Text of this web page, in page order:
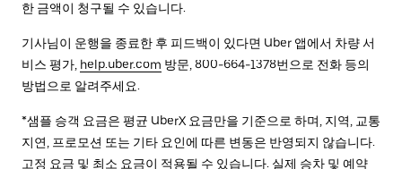
한 금액이 청구될 수 있습니다.
기사님이 운행을 종료한 후 피드백이 있다면 Uber 앱에서 차량 서
비스 평가, help.uber.com 방문, 800-664-1378번으로 전화 등의
방법으로 알려주세요.
*샘플 승객 요금은 평균 UberX 요금만을 기준으로 하며, 지역, 교통
지연, 프로모션 또는 기타 요인에 따른 변동은 반영되지 않습니다.
고정 요금 및 최소 요금이 적용될 수 있습니다. 실제 승차 및 예약